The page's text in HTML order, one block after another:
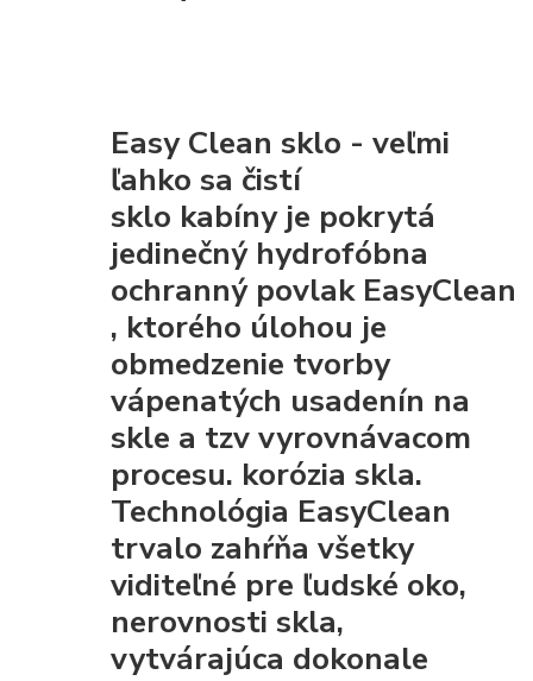
Easy Clean sklo - veľmi
ľahko sa čistí
sklo kabíny je pokrytá
jedinečný hydrofóbna
ochranný povlak EasyClean
, ktorého úlohou je
obmedzenie tvorby
vápenatých usadenín na
skle a tzv vyrovnávacom
procesu. korózia skla.
Technológia EasyClean
trvalo zahŕňa všetky
viditeľné pre ľudské oko,
nerovnosti skla,
vytvárajúca dokonale